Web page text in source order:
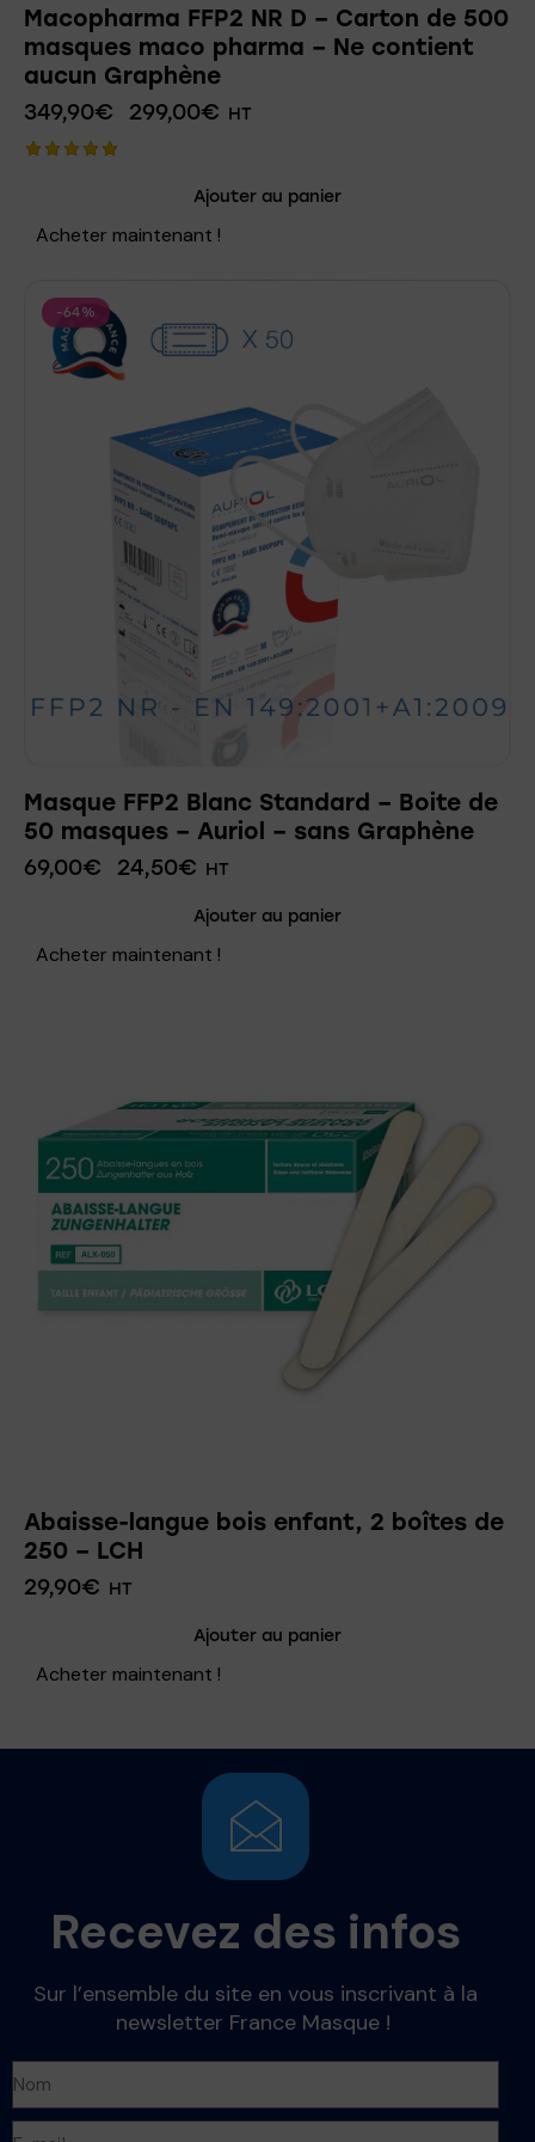
Macopharma FFP2 NR D – Carton de 500
masques maco pharma – Ne contient
aucun Graphène
349,90€ 299,00€ HT
Ajouter au panier
Acheter maintenant !
-64%
Masque FFP2 Blanc Standard – Boite de
50 masques – Auriol – sans Graphène
69,00€ 24,50€ HT
Ajouter au panier
Acheter maintenant !
Abaisse-langue bois enfant, 2 boîtes de
250 – LCH
29,90€ HT
Ajouter au panier
Acheter maintenant !
Recevez des infos
Sur l’ensemble du site en vous inscrivant à la
newsletter France Masque !